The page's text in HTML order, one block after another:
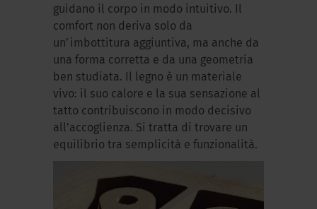
guidano il corpo in modo intuitivo. Il
comfort non deriva solo da
un’imbottitura aggiuntiva, ma anche da
una forma corretta e da una geometria
ben studiata. Il legno è un materiale
vivo: il suo calore e la sua sensazione al
tatto contribuiscono in modo decisivo
all’accoglienza. Si tratta di trovare un
equilibrio tra semplicità e funzionalità.